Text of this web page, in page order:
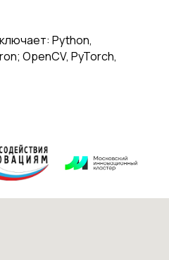
Python,
OpenCV, PyTorch,